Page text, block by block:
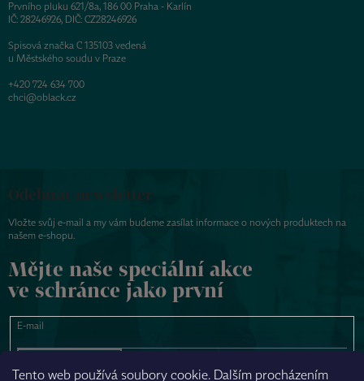
Tento web používá soubory cookie. Dalším procházením
Prvního pluku 621/8a, 186 00 Praha - Karlín
IČ: 28246926, DIČ: CZ28246926
Spisová značka C 135103 vedená
u Městského soudu v Praze
+420 724 634 700
chci@oblack.cz
Odebírat newsletter
Vložte svůj e-mail a my vám budeme zasílat informace o nových produktech na
našem e-shopu.
Mějte naše speciální akce
ve schránce jako první
E-mail